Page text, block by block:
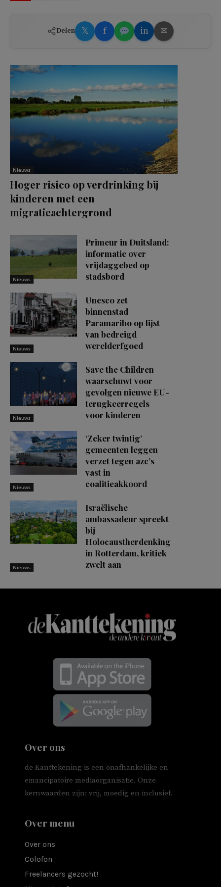
Delen 𝕏 f in ✉
Nieuws
Hoger risico op verdrinking bij
kinderen met een
migratieachtergrond
Nieuws
Primeur in Duitsland:
informatie over
vrijdaggebed op
stadsbord
Nieuws
Unesco zet
binnenstad
Paramaribo op lijst
van bedreigd
werelderfgoed
Nieuws
Save the Children
waarschuwt voor
gevolgen nieuwe EU-
terugkeerregels
voor kinderen
Nieuws
‘Zeker twintig’
gemeenten leggen
verzet tegen azc’s
vast in
coalitieakkoord
Nieuws
Israëlische
ambassadeur spreekt
bij
Holocaustherdenking
in Rotterdam, kritiek
zwelt aan
Over ons
de Kanttekening is een onafhankelijke en
emancipatoire mediaorganisatie. Onze
kernwaarden zijn: vrij, moedig en inclusief.
Over menu
Over ons
Colofon
Freelancers gezocht!